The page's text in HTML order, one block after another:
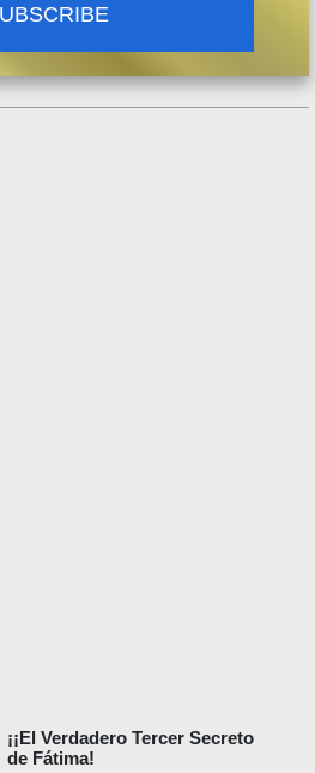
no católicos depende
largo (más de 3 horas),
¡¡El Verdadero Tercer Secreto
de Fátima!